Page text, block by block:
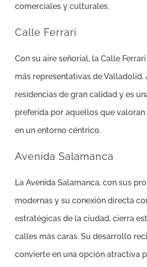
comerciales y culturales.
Calle Ferrari
Con su aire señorial, la Calle
más representativas de Valladolid.
residencias de gran calidad y es
preferida por aquellos que
en un entorno céntrico.
Avenida Salamanca
La Avenida Salamanca, con sus
modernas y su conexión directa
estratégicas de la ciudad, cierra
calles más caras. Su desarrollo
convierte en una opción atractiva